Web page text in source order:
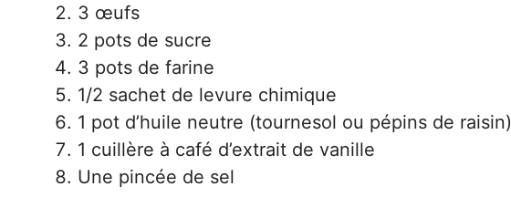
3 œufs
2 pots de sucre
3 pots de farine
1/2 sachet de levure chimique
1 pot d’huile neutre (tournesol ou pépins de raisin)
1 cuillère à café d’extrait de vanille
Une pincée de sel